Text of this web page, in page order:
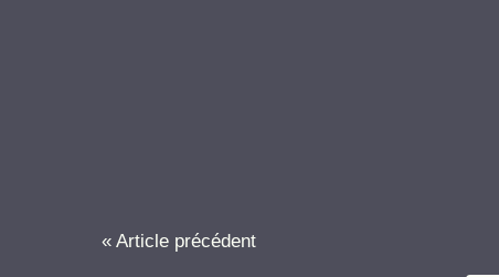
« Article précédent